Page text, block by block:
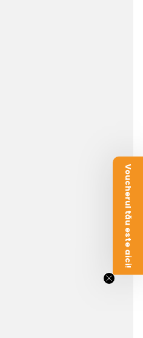
Voucherul tău este aici!